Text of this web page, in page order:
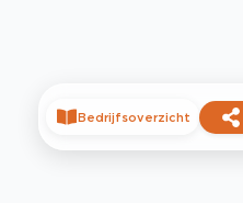
Bedrijfsoverzicht